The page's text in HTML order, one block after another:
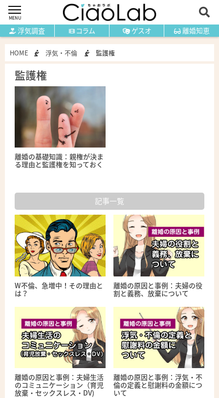
浮気調査 コラム ゲスオ 離婚知恵
MENU
HOME 浮気・不倫 監護権
監護権
離婚の基礎知識：親権が決ま
る理由と監護権を知っておく
記事一覧
W不倫、急増中！その理由と
は？
離婚の原因と事例：夫婦の役
割と義務、放棄について
離婚の原因と事例：夫婦生活
のコミュニケーション（育児
放棄・セックスレス・DV)
離婚の原因と事例：浮気・不
倫の定義と慰謝料の金額につ
いて